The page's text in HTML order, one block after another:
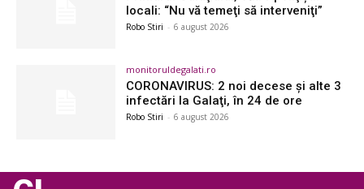
locali: “Nu vă temeţi să interveniţi”
Robo Stiri - 6 august 2026
monitoruldegalati.ro
CORONAVIRUS: 2 noi decese şi alte 3
infectări la Galaţi, în 24 de ore
Robo Stiri - 6 august 2026